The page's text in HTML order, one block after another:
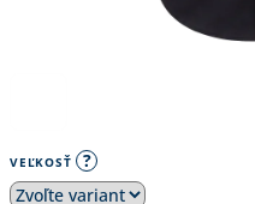
VEĽKOSŤ ?